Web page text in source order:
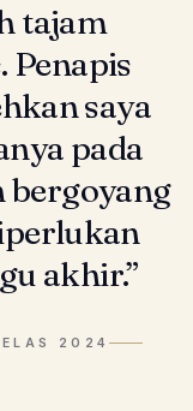
tajam
Penapis
saya
pada
bergoyang
akhir.”
2024